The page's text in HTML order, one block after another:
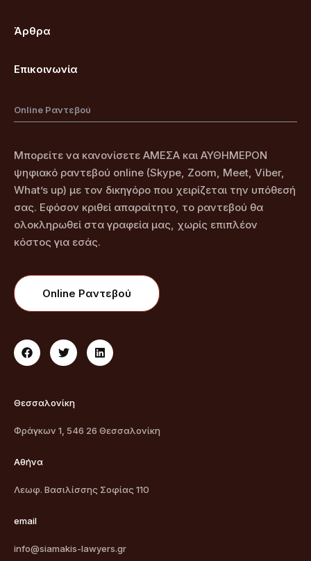
Άρθρα
Επικοινωνία
Online Ραντεβού
Μπορείτε να κανονίσετε ΑΜΕΣΑ και ΑΥΘΗΜΕΡΟΝ
ψηφιακό ραντεβού online (Skype, Zoom, Meet, Viber,
What’s up) με τον δικηγόρο που χειρίζεται την υπόθεσή
σας. Εφόσον κριθεί απαραίτητο, το ραντεβού θα
ολοκληρωθεί στα γραφεία μας, χωρίς επιπλέον
κόστος για εσάς.
Online Ραντεβού
Θεσσαλονίκη
Φράγκων 1, 546 26 Θεσσαλονίκη
Αθήνα
Λεωφ. Βασιλίσσης Σοφίας 110
email
info@siamakis-lawyers.gr